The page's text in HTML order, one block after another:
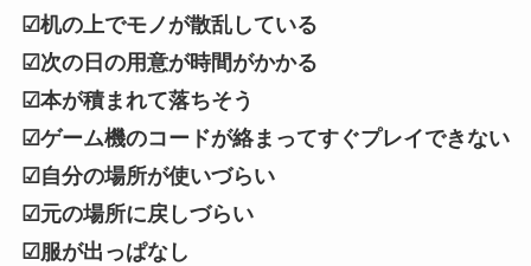
☑机の上でモノが散乱している
☑次の日の用意が時間がかかる
☑本が積まれて落ちそう
☑ゲーム機のコードが絡まってすぐプレイできない
☑自分の場所が使いづらい
☑元の場所に戻しづらい
☑服が出っぱなし